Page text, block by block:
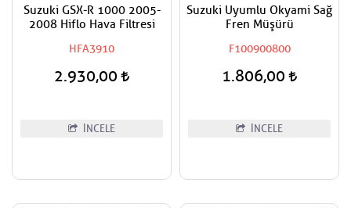
Suzuki GSX-R 1000 2005-
2008 Hiflo Hava Filtresi
HFA3910
2.930,00
İNCELE
Suzuki Uyumlu Okyami Sağ
Fren Müşürü
F100900800
1.806,00
İNCELE